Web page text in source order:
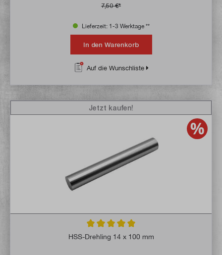
7,50 €*
Lieferzeit: 1-3 Werktage **
In den Warenkorb
Auf die Wunschliste
Durchschnittliche Bewertung von 5 von 5
HSS-Drehling 14 x 100 mm
Jetzt kaufen!